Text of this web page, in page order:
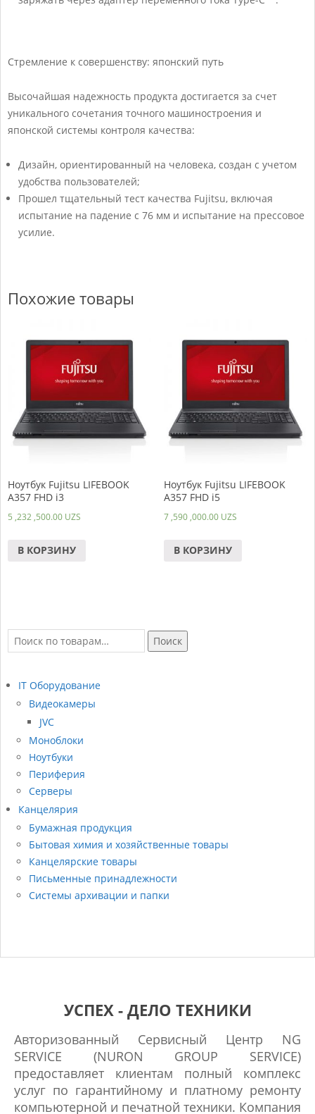
Стремление к совершенству: японский путь
Высочайшая надежность продукта достигается за счет
уникального сочетания точного машиностроения и
японской системы контроля качества:
Дизайн, ориентированный на человека, создан с учетом
удобства пользователей;
Прошел тщательный тест качества Fujitsu, включая
испытание на падение с 76 мм и испытание на прессовое
усилие.
Похожие товары
Ноутбук Fujitsu LIFEBOOK
A357 FHD i3
5 ,232 ,500.00 UZS
В КОРЗИНУ
Ноутбук Fujitsu LIFEBOOK
A357 FHD i5
7 ,590 ,000.00 UZS
В КОРЗИНУ
Искать: Поиск
IT Оборудование
Видеокамеры
JVC
Моноблоки
Ноутбуки
Периферия
Серверы
Канцелярия
Бумажная продукция
Бытовая химия и хозяйственные товары
Канцелярские товары
Письменные принадлежности
Системы архивации и папки
УСПЕХ - ДЕЛО ТЕХНИКИ
Авторизованный Сервисный Центр NG
SERVICE (NURON GROUP SERVICE)
предоставляет клиентам полный комплекс
услуг по гарантийному и платному ремонту
компьютерной и печатной техники. Компания